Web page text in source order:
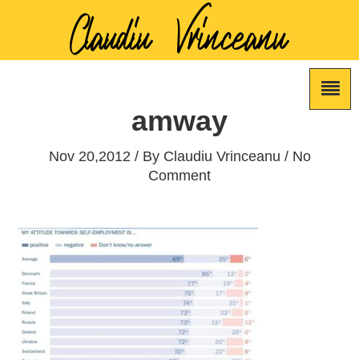
amway
Nov 20,2012 / By Claudiu Vrinceanu / No
Comment